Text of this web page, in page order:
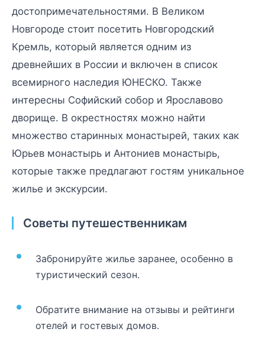
достопримечательностями. В Великом
Новгороде стоит посетить Новгородский
Кремль, который является одним из
древнейших в России и включен в список
всемирного наследия ЮНЕСКО. Также
интересны Софийский собор и Ярославово
дворище. В окрестностях можно найти
множество старинных монастырей, таких как
Юрьев монастырь и Антониев монастырь,
которые также предлагают гостям уникальное
жилье и экскурсии.
Советы путешественникам
Забронируйте жилье заранее, особенно в
туристический сезон.
Обратите внимание на отзывы и рейтинги
отелей и гостевых домов.